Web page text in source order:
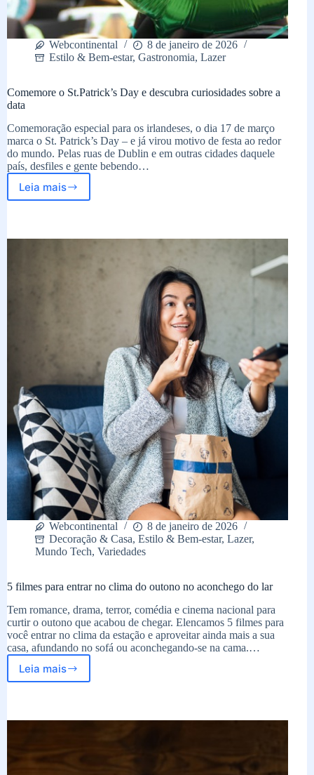
Webcontinental
8 de janeiro de 2026
Estilo & Bem-estar, Gastronomia, Lazer
Comemore o St.Patrick’s Day e descubra curiosidades sobre a
data
Comemoração especial para os irlandeses, o dia 17 de março
marca o St. Patrick’s Day – e já virou motivo de festa ao redor
do mundo. Pelas ruas de Dublin e em outras cidades daquele
país, desfiles e gente bebendo…
Leia maisComemore
descubra
curiosidades
Webcontinental
8 de janeiro de 2026
Decoração & Casa, Estilo & Bem-estar, Lazer,
Mundo Tech, Variedades
5 filmes para entrar no clima do outono no aconchego do lar
Tem romance, drama, terror, comédia e cinema nacional para
curtir o outono que acabou de chegar. Elencamos 5 filmes para
você entrar no clima da estação e aproveitar ainda mais a sua
casa, afundando no sofá ou aconchegando-se na cama.…
Leia mais
5
do
outono